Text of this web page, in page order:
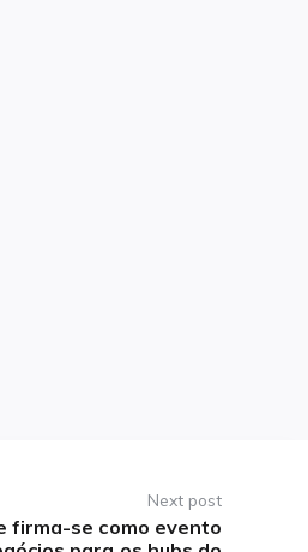
Next post
firma-se como evento